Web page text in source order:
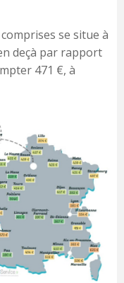
se situe à
deçà par rapport
471 €, à